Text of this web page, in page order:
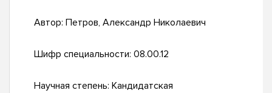
Автор: Петров, Александр Николаевич
Шифр специальности: 08.00.12
Научная степень: Кандидатская